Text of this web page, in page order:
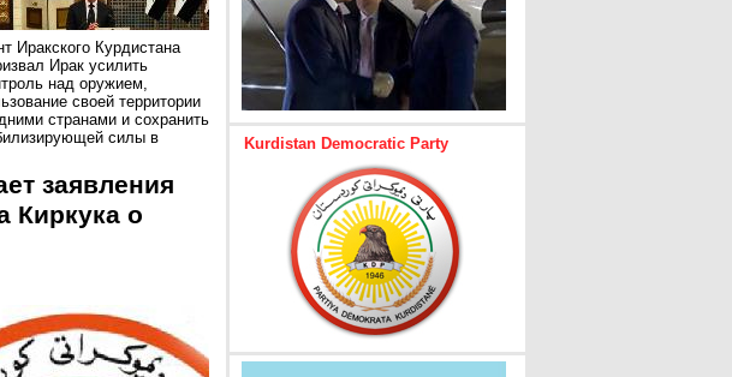
Иракского Курдистана
Ирак усилить
над оружием,
своей территории
странами и сохранить
силы в
заявления
Киркука о
Kurdistan Democratic Party